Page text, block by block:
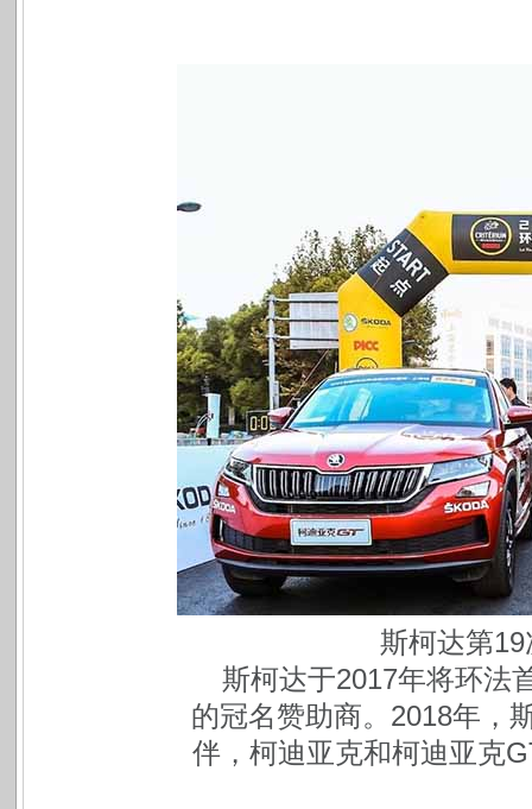
斯柯达第
斯柯达于2017年将环法
的冠名赞助商。2018年，
伴，柯迪亚克和柯迪亚克